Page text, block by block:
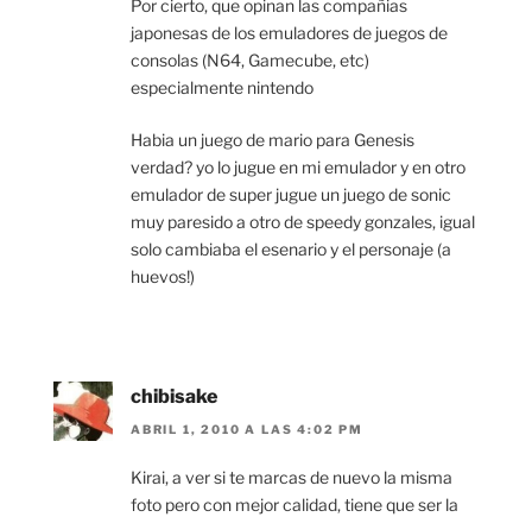
Por cierto, que opinan las compañias
japonesas de los emuladores de juegos de
consolas (N64, Gamecube, etc)
especialmente nintendo
Habia un juego de mario para Genesis
verdad? yo lo jugue en mi emulador y en otro
emulador de super jugue un juego de sonic
muy paresido a otro de speedy gonzales, igual
solo cambiaba el esenario y el personaje (a
huevos!)
chibisake
ABRIL 1, 2010 A LAS 4:02 PM
Kirai, a ver si te marcas de nuevo la misma
foto pero con mejor calidad, tiene que ser la